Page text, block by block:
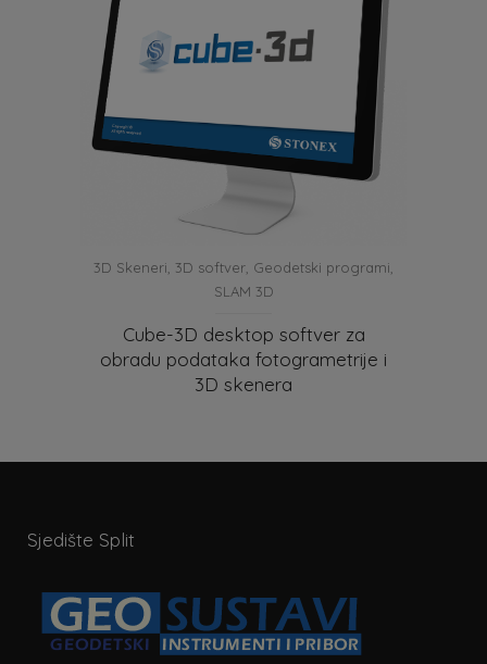
3D Skeneri 3D softver Geodetski programi
SLAM 3D
Cube-3D desktop softver za
obradu podataka fotogrametrije i
3D skenera
Sjedište Split